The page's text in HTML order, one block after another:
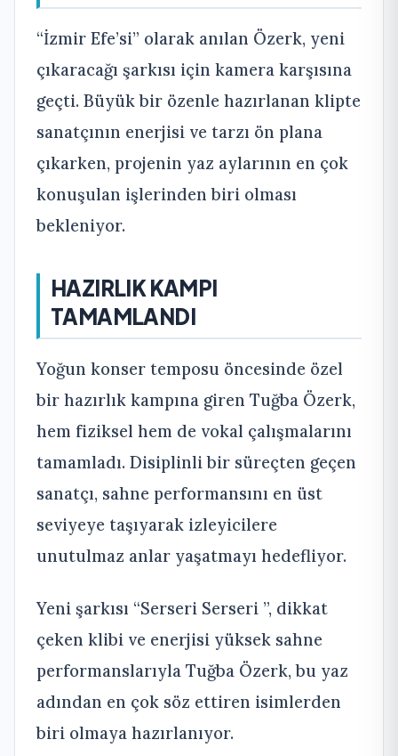
“İzmir Efe’si” olarak anılan Özerk, yeni
çıkaracağı şarkısı için kamera karşısına
geçti. Büyük bir özenle hazırlanan klipte
sanatçının enerjisi ve tarzı ön plana
çıkarken, projenin yaz aylarının en çok
konuşulan işlerinden biri olması
bekleniyor.
HAZIRLIK KAMPI
TAMAMLANDI
Yoğun konser temposu öncesinde özel
bir hazırlık kampına giren Tuğba Özerk,
hem fiziksel hem de vokal çalışmalarını
tamamladı. Disiplinli bir süreçten geçen
sanatçı, sahne performansını en üst
seviyeye taşıyarak izleyicilere
unutulmaz anlar yaşatmayı hedefliyor.
Yeni şarkısı “Serseri Serseri ”, dikkat
çeken klibi ve enerjisi yüksek sahne
performanslarıyla Tuğba Özerk, bu yaz
adından en çok söz ettiren isimlerden
biri olmaya hazırlanıyor.